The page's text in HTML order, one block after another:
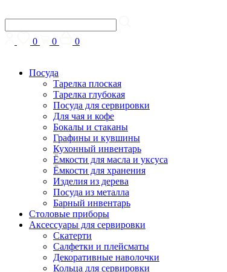
0 0 0
Посуда
Тарелка плоская
Тарелка глубокая
Посуда для сервировки
Для чая и кофе
Бокалы и стаканы
Графины и кувшины
Кухонный инвентарь
Ёмкости для масла и уксуса
Ёмкости для хранения
Изделия из дерева
Посуда из металла
Барный инвентарь
Столовые приборы
Аксессуары для сервировки
Скатерти
Cалфетки и плейсматы
Декоративные наволочки
Кольца для сервировки